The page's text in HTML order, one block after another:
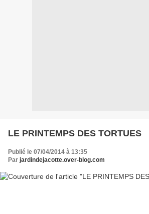
LE PRINTEMPS DES TORTUES
Publié le 07/04/2014 à 13:35
Par jardindejacotte.over-blog.com